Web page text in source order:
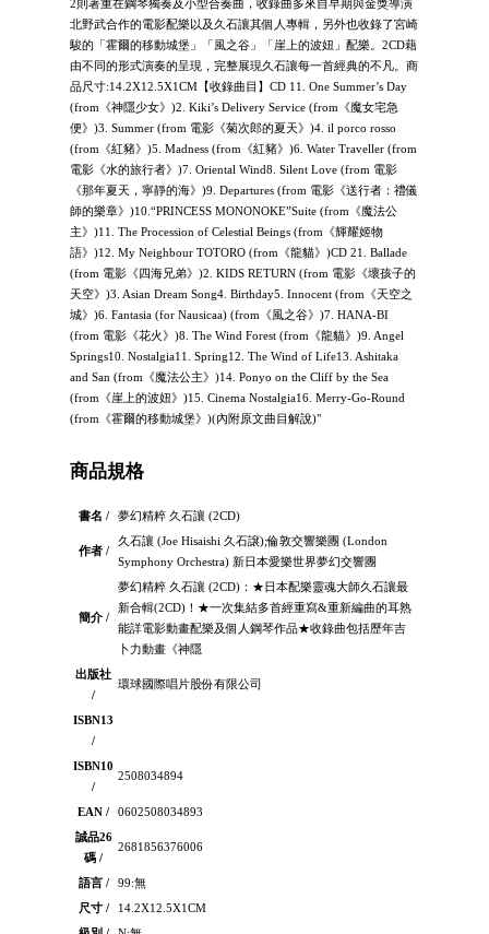
2則著重在鋼琴獨奏及小型合奏曲，收錄曲多來自早期與金獎導演
北野武合作的電影配樂以及久石讓其個人專輯，另外也收錄了宮崎
駿的「霍爾的移動城堡」「風之谷」「崖上的波妞」配樂。2CD藉
由不同的形式演奏的呈現，完整展現久石讓每一首經典的不凡。商
品尺寸:14.2X12.5X1CM【收錄曲目】CD 11. One Summer’s Day
(from《神隱少女》)2. Kiki’s Delivery Service (from《魔女宅急
便》)3. Summer (from 電影《菊次郎的夏天》)4. il porco rosso
(from《紅豬》)5. Madness (from《紅豬》)6. Water Traveller (from
電影《水的旅行者》)7. Oriental Wind8. Silent Love (from 電影
《那年夏天，寧靜的海》)9. Departures (from 電影《送行者：禮儀
師的樂章》)10.“PRINCESS MONONOKE”Suite (from《魔法公
主》)11. The Procession of Celestial Beings (from《輝耀姬物
語》)12. My Neighbour TOTORO (from《龍貓》)CD 21. Ballade
(from 電影《四海兄弟》)2. KIDS RETURN (from 電影《壞孩子的
天空》)3. Asian Dream Song4. Birthday5. Innocent (from《天空之
城》)6. Fantasia (for Nausicaa) (from《風之谷》)7. HANA-BI
(from 電影《花火》)8. The Wind Forest (from《龍貓》)9. Angel
Springs10. Nostalgia11. Spring12. The Wind of Life13. Ashitaka
and San (from《魔法公主》)14. Ponyo on the Cliff by the Sea
(from《崖上的波妞》)15. Cinema Nostalgia16. Merry-Go-Round
(from《霍爾的移動城堡》)(內附原文曲目解說)"
商品規格
書名 / 夢幻精粹 久石讓 (2CD)
作者 /
久石讓 (Joe Hisaishi 久石譲);倫敦交響樂團 (London
Symphony Orchestra) 新日本愛樂世界夢幻交響團
簡介 /
夢幻精粹 久石讓 (2CD)：★日本配樂靈魂大師久石讓最
新合輯(2CD)！★一次集結多首經重寫&重新編曲的耳熟
能詳電影動畫配樂及個人鋼琴作品★收錄曲包括歷年吉
卜力動畫《神隱
出版社
/
環球國際唱片股份有限公司
ISBN13
/
ISBN10
/
2508034894
EAN /
0602508034893
誠品26
碼 /
2681856376006
語言 /
99:無
尺寸 /
14.2X12.5X1CM